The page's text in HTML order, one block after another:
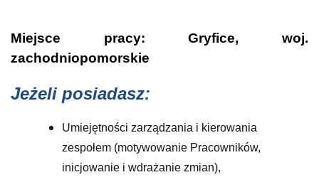
Miejsce pracy: Gryfice, woj.
zachodniopomorskie
Jeżeli posiadasz:
Umiejętności zarządzania i kierowania
zespołem (motywowanie Pracowników,
inicjowanie i wdrażanie zmian),